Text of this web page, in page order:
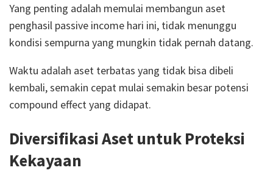
Yang penting adalah memulai membangun aset
penghasil passive income hari ini, tidak menunggu
kondisi sempurna yang mungkin tidak pernah datang.
Waktu adalah aset terbatas yang tidak bisa dibeli
kembali, semakin cepat mulai semakin besar potensi
compound effect yang didapat.
Diversifikasi Aset untuk Proteksi
Kekayaan